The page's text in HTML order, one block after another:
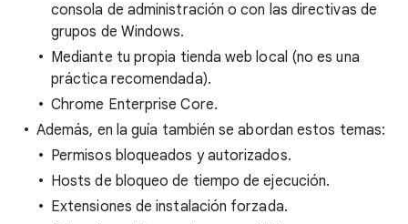
consola de administración o con las directivas de
grupos de Windows.
Mediante tu propia tienda web local (no es una
práctica recomendada).
Chrome Enterprise Core.
Además, en la guía también se abordan estos temas:
Permisos bloqueados y autorizados.
Hosts de bloqueo de tiempo de ejecución.
Extensiones de instalación forzada.